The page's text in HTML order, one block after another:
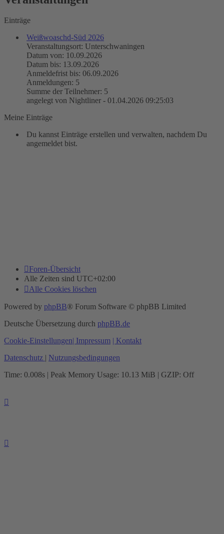
Einträge
Weißwoaschd-Süd 2026
Veranstaltungsort: Unterschwaningen
Datum von: 10.09.2026
Datum bis: 13.09.2026
Anmeldefrist bis: 06.09.2026
Anmeldungen: 5
Summe der Teilnehmer: 5
angelegt von Nightliner - 01.04.2026 09:25:03
Meine Einträge
Du kannst Einträge erstellen und verwalten, nachdem Du
angemeldet bist.
Foren-Übersicht
Alle Zeiten sind UTC+02:00
Alle Cookies löschen
Powered by phpBB® Forum Software © phpBB Limited
Deutsche Übersetzung durch phpBB.de
Cookie-Einstellungen| Impressum | Kontakt
Datenschutz | Nutzungsbedingungen
Time: 0.008s | Peak Memory Usage: 10.13 MiB | GZIP: Off